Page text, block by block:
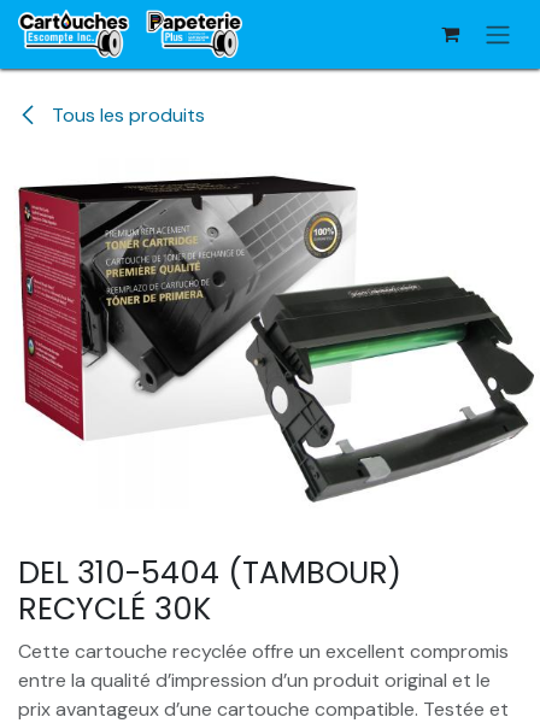
Se rendre au contenu
Tous les produits
DEL 310-5404 (TAMBOUR)
RECYCLÉ 30K
Cette cartouche recyclée offre un excellent compromis
entre la qualité d’impression d’un produit original et le
prix avantageux d’une cartouche compatible. Testée et